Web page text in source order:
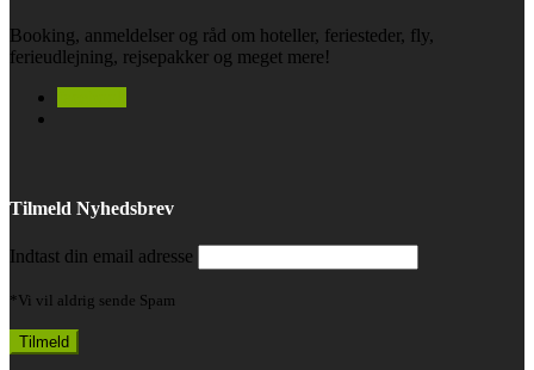
Booking, anmeldelser og råd om hoteller, feriesteder, fly,
ferieudlejning, rejsepakker og meget mere!
Tilmeld Nyhedsbrev
Indtast din email adresse
*Vi vil aldrig sende Spam